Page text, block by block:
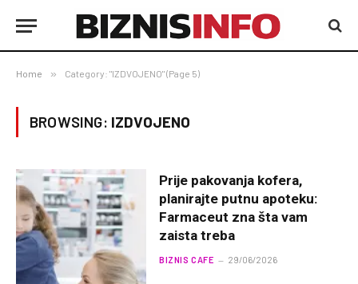
Home » Category: "IZDVOJENO" (Page 5)
BROWSING: IZDVOJENO
Prije pakovanja kofera,
planirajte putnu apoteku:
Farmaceut zna šta vam
zaista treba
BIZNIS CAFE 29/06/2026